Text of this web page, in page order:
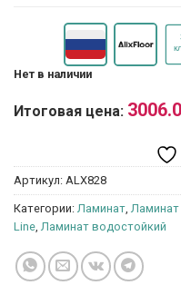
Нет в наличии
Итоговая цена:
Артикул: ALX828
Категории: Ламинат Ламинат
Line Ламинат водостойкий